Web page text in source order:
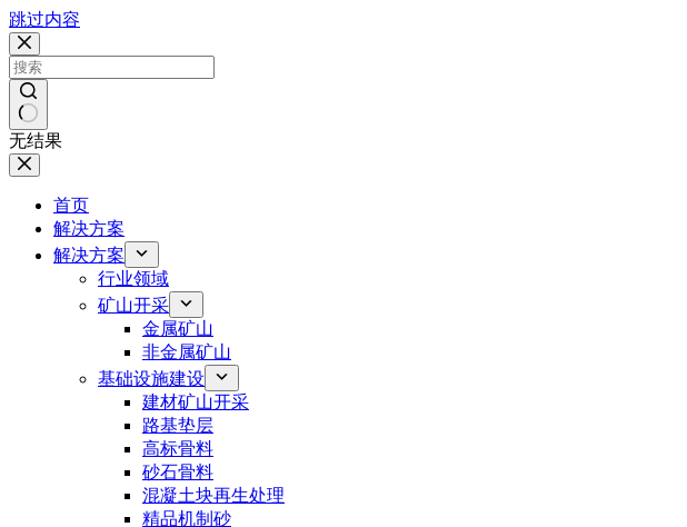
跳过内容
无结果
首页
解决方案
解决方案
行业领域
矿山开采
金属矿山
非金属矿山
基础设施建设
建材矿山开采
路基垫层
高标骨料
砂石骨料
混凝土块再生处理
精品机制砂